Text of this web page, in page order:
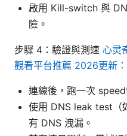
啟用 Kill-switch 與
險。
步驟 4：驗證與測速 心灵
觀看平台推薦 2026更新
連線後，跑一次
使用 DNS leak test（
有 DNS 洩漏。